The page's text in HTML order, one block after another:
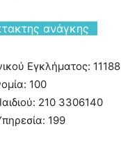
ανάγκης
Εγκλήματος: 11188
100
210 3306140
199